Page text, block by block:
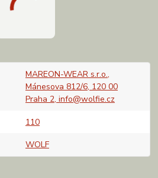
MAREON-WEAR s.r.o.,
Mánesova 812/6, 120 00
Praha 2, info@wolfie.cz
110
WOLF